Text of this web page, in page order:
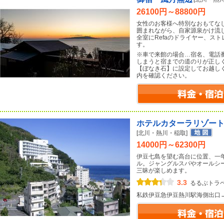
26100円～88800円
女性のお客様へ特別なおもてな
囲まれながら、自家源泉かけ
全室にRefaのドライヤー、ス
す。
※車で来館の場合…宿名、電話
しまうと宿までの道のりが正
【ぼなき石】に設定してお越
内を確認ください。
ホテルカターラリゾー
[北川・熱川・稲取]
14000円～62300円
伊豆七島を望む高台に位置、一
ル。ジャングルスパやオールシ
三昧が楽しめます。
3.3 るるぶトラ
私鉄伊豆急伊豆熱川駅海側出